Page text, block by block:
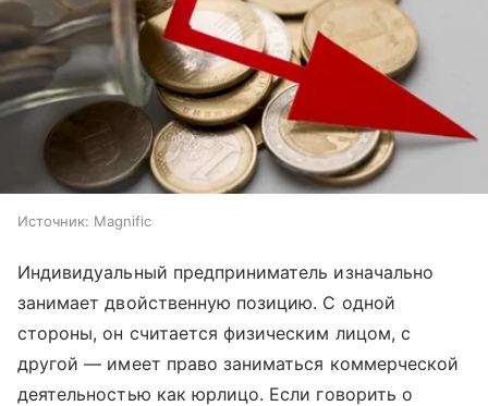
Источник: Magnific
Индивидуальный предприниматель изначально
занимает двойственную позицию. С одной
стороны, он считается физическим лицом, с
другой — имеет право заниматься коммерческой
деятельностью как юрлицо. Если говорить о